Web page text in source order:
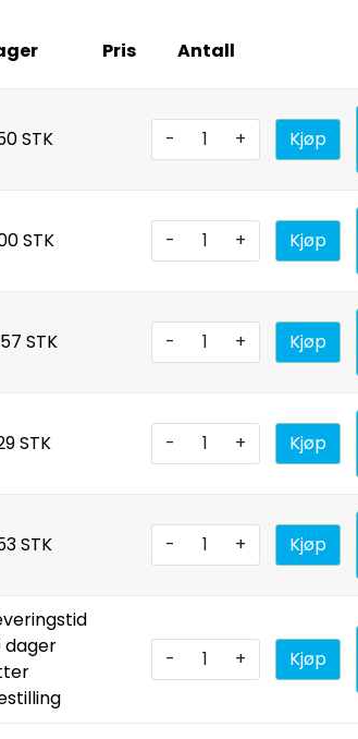
Pris Antall
STK - + Kjøp
STK - + Kjøp
STK - + Kjøp
STK - + Kjøp
STK - + Kjøp
dager
- + Kjøp